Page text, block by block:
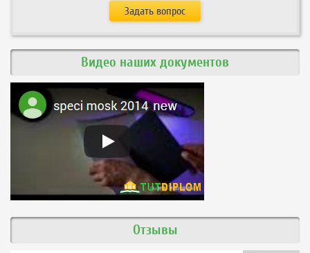
Видео наших документов
Отзывы